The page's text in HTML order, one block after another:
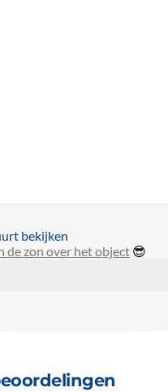
bekijken
de zon over het object 😎